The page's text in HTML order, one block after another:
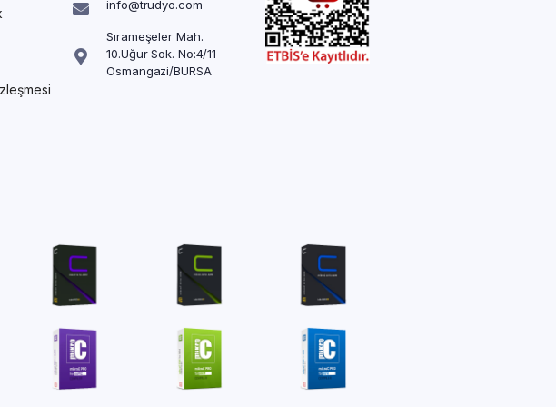
info@trudyo.com
Sırameşeler Mah.
10.Uğur Sok. No:4/11
Osmangazi/BURSA